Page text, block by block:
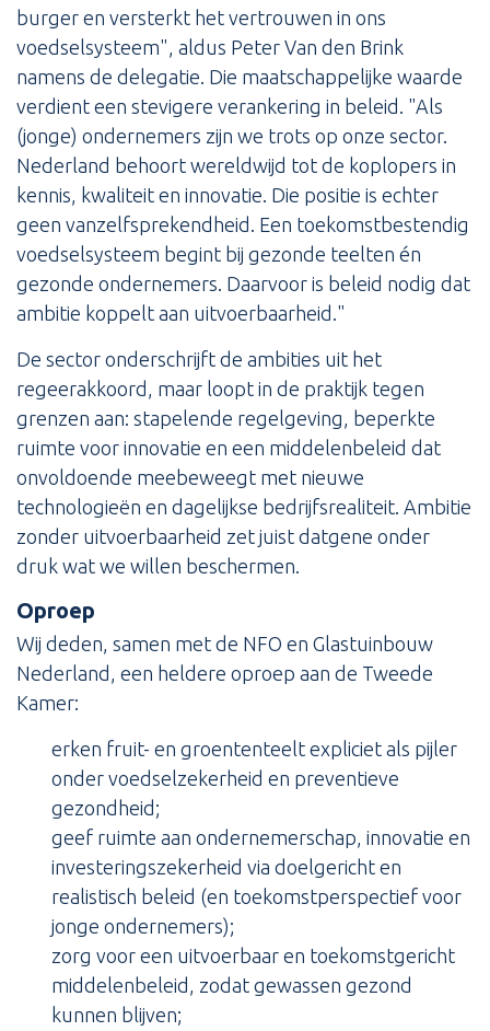
burger en versterkt het vertrouwen in ons
voedselsysteem", aldus Peter Van den Brink
namens de delegatie. Die maatschappelijke waarde
verdient een stevigere verankering in beleid. "Als
(jonge) ondernemers zijn we trots op onze sector.
Nederland behoort wereldwijd tot de koplopers in
kennis, kwaliteit en innovatie. Die positie is echter
geen vanzelfsprekendheid. Een toekomstbestendig
voedselsysteem begint bij gezonde teelten én
gezonde ondernemers. Daarvoor is beleid nodig dat
ambitie koppelt aan uitvoerbaarheid."
De sector onderschrijft de ambities uit het
regeerakkoord, maar loopt in de praktijk tegen
grenzen aan: stapelende regelgeving, beperkte
ruimte voor innovatie en een middelenbeleid dat
onvoldoende meebeweegt met nieuwe
technologieën en dagelijkse bedrijfsrealiteit. Ambitie
zonder uitvoerbaarheid zet juist datgene onder
druk wat we willen beschermen.
Oproep
Wij deden, samen met de NFO en Glastuinbouw
Nederland, een heldere oproep aan de Tweede
Kamer:
erken fruit- en groententeelt expliciet als pijler
onder voedselzekerheid en preventieve
gezondheid;
geef ruimte aan ondernemerschap, innovatie en
investeringszekerheid via doelgericht en
realistisch beleid (en toekomstperspectief voor
jonge ondernemers);
zorg voor een uitvoerbaar en toekomstgericht
middelenbeleid, zodat gewassen gezond
kunnen blijven;